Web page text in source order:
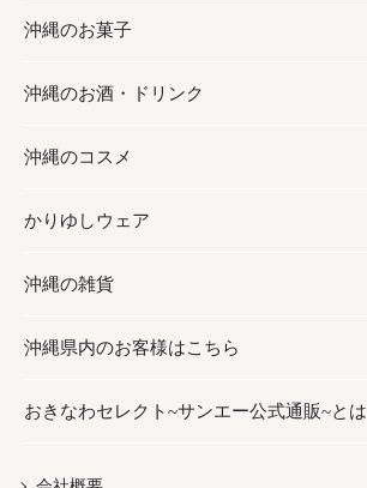
お肉
海産物
缶詰／パウチ
沖縄料理
沖縄そば／乾麺
レトルト食品
乾物／粉類
調味料
砂糖／黒砂糖
塩
お酢／ドレッシング
しょうゆ
みそ
だし／スパイス／島唐辛子
沖縄のお菓子
お菓子
黒糖
ちんすこう
伝統菓子
スナック
おつまみ
紅芋
沖縄のお酒・ドリンク
お酒・ドリンク
泡盛
ビール・チューハイ
ワイン・ウィスキー・カクテル
ドリンク
茶葉
沖縄のコスメ
コスメ
スキンケア
ボディケア
ヘアケア
UVケア
かりゆしウェア
かりゆしウェア
メンズ
レディース
沖縄の雑貨
雑貨
沖縄ファッション
伝統工芸品
沖縄県内のお客様はこちら
おきなわセレクト~サンエー公式通販~とは